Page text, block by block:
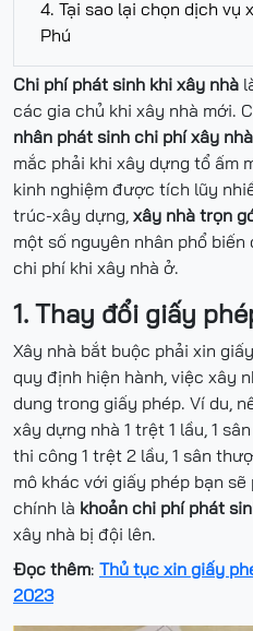
4. Tại sao lại chọn dịch vụ
Phú
Chi phí phát sinh khi xây nhà
các gia chủ khi xây nhà mới.
nhân phát sinh chi phí xây nhà
mắc phải khi xây dựng tổ ấm
kinh nghiệm được tích lũy
trúc-xây dựng, xây nhà trọn
một số nguyên nhân phổ
chi phí khi xây nhà ở.
1. Thay đổi giấy
Xây nhà bắt buộc phải xin
quy định hiện hành, việc xây
dung trong giấy phép. Ví du,
xây dựng nhà 1 trệt 1 lầu, 1
thi công 1 trệt 2 lầu, 1 sân
mô khác với giấy phép bạn
chính là khoản chi phí phát
xây nhà bị đội lên.
Đọc thêm: Thủ tục xin giấy
2023